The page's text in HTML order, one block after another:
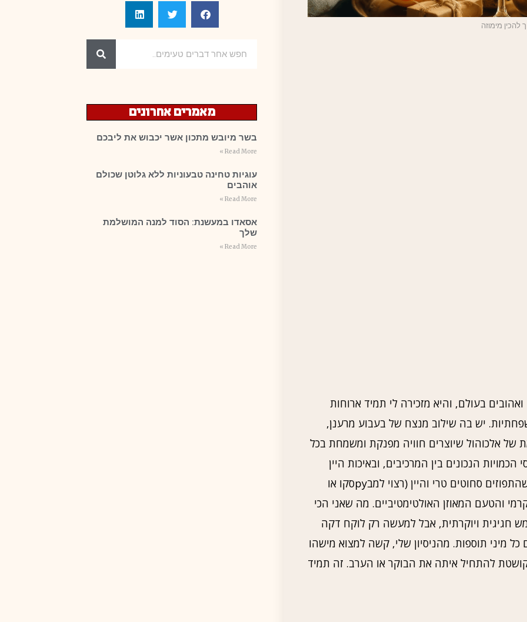
להכין מימוזה
בעולם, והיא מזכירה לי תמיד ארוחות
יש בה שילוב מנצח של בעבוע מרענן,
של אלכוהול שיוצרים חוויה מפנקת ומשמחת בכל
הנכונים בין המרכיבים, ובאיכות היין
והמיץ שמשתמשים בהם. אני תמיד מוודא שהתפוזים סחוטים טרי והיין (רצוי למבруסקו או
והטעם המאוזן האולטימטיביים. מה שאני הכי
חגיגית ויוקרתית, אבל למעשה רק לוקח דקה
מיני תוספות. מהניסיון שלי, קשה למצוא מישהו
להתחיל איתה את הבוקר או הערב. זה תמיד
מאמרים אחרונים
בשר מיובש מתכון אשר יכבוש את ליבכם
Read More »
עוגיות טחינה טבעוניות ללא גלוטן שכולם
אוהבים
Read More »
אסאדו במעשנת: הסוד למנה המושלמת
שלך
Read More »